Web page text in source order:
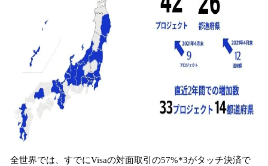
全世界では、すでにVisaの対面取引の57%*3がタッチ決済で